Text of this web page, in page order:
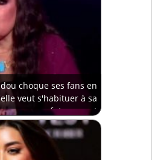
choque ses fans en
veut s'habituer à sa
future mort